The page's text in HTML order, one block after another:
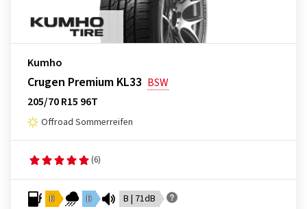
Kumho
Crugen Premium KL33 BSW
205/70 R15 96T
Offroad Sommerreifen
(6)
D D B | 71dB